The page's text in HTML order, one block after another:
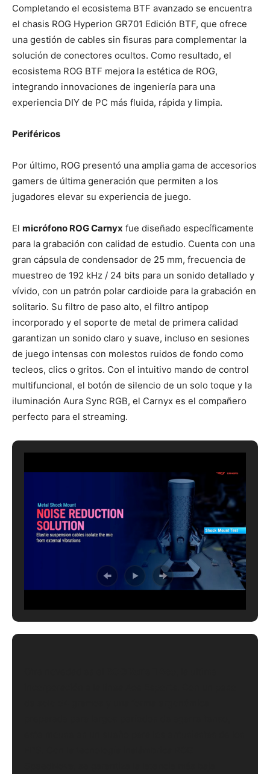
Completando el ecosistema BTF avanzado se encuentra
el chasis ROG Hyperion GR701 Edición BTF, que ofrece
una gestión de cables sin fisuras para complementar la
solución de conectores ocultos. Como resultado, el
ecosistema ROG BTF mejora la estética de ROG,
integrando innovaciones de ingeniería para una
experiencia DIY de PC más fluida, rápida y limpia.
Periféricos
Por último, ROG presentó una amplia gama de accesorios
gamers de última generación que permiten a los
jugadores elevar su experiencia de juego.
El micrófono ROG Carnyx fue diseñado específicamente
para la grabación con calidad de estudio. Cuenta con una
gran cápsula de condensador de 25 mm, frecuencia de
muestreo de 192 kHz / 24 bits para un sonido detallado y
vívido, con un patrón polar cardioide para la grabación en
solitario. Su filtro de paso alto, el filtro antipop
incorporado y el soporte de metal de primera calidad
garantizan un sonido claro y suave, incluso en sesiones
de juego intensas con molestos ruidos de fondo como
tecleos, clics o gritos. Con el intuitivo mando de control
multifuncional, el botón de silencio de un solo toque y la
iluminación Aura Sync RGB, el Carnyx es el compañero
perfecto para el streaming.